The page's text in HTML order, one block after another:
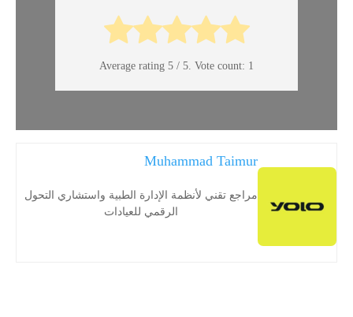
Average rating 5 / 5. Vote count: 1
Muhammad Taimur
مراجع تقني لأنظمة الإدارة الطبية واستشاري التحول
الرقمي للعيادات